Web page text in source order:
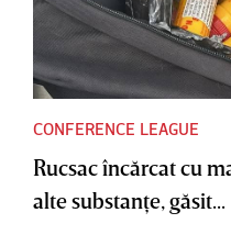
CONFERENCE LEAGUE
Rucsac încărcat cu
alte substanţe, găsit...